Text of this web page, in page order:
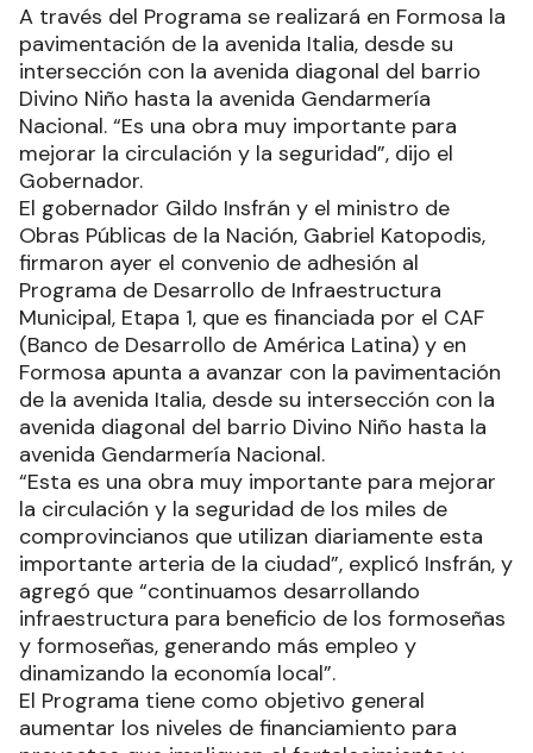
A través del Programa se realizará en Formosa la
pavimentación de la avenida Italia, desde su
intersección con la avenida diagonal del barrio
Divino Niño hasta la avenida Gendarmería
Nacional. “Es una obra muy importante para
mejorar la circulación y la seguridad”, dijo el
Gobernador.
El gobernador Gildo Insfrán y el ministro de
Obras Públicas de la Nación, Gabriel Katopodis,
firmaron ayer el convenio de adhesión al
Programa de Desarrollo de Infraestructura
Municipal, Etapa 1, que es financiada por el CAF
(Banco de Desarrollo de América Latina) y en
Formosa apunta a avanzar con la pavimentación
de la avenida Italia, desde su intersección con la
avenida diagonal del barrio Divino Niño hasta la
avenida Gendarmería Nacional.
“Esta es una obra muy importante para mejorar
la circulación y la seguridad de los miles de
comprovincianos que utilizan diariamente esta
importante arteria de la ciudad”, explicó Insfrán, y
agregó que “continuamos desarrollando
infraestructura para beneficio de los formoseñas
y formoseñas, generando más empleo y
dinamizando la economía local”.
El Programa tiene como objetivo general
aumentar los niveles de financiamiento para